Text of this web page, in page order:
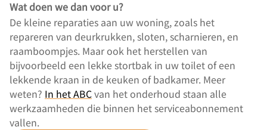
Wat doen we dan voor u?
De kleine reparaties aan uw woning, zoals het
repareren van deurkrukken, sloten, scharnieren, en
raamboompjes. Maar ook het herstellen van
bijvoorbeeld een lekke stortbak in uw toilet of een
lekkende kraan in de keuken of badkamer. Meer
weten? In het ABCvan het onderhoud staan alle
werkzaamheden die binnen het serviceabonnement
vallen.